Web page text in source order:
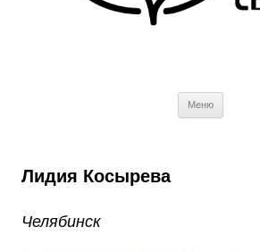
Меню
Лидия Косырева
Челябинск